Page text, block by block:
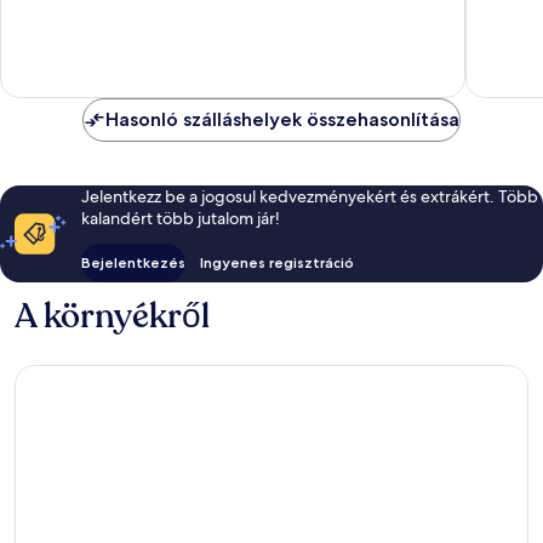
értékelés
Hasonló szálláshelyek összehasonlítása
Jelentkezz be a jogosul kedvezményekért és extrákért. Több
kalandért több jutalom jár!
Bejelentkezés Ingyenes regisztráció
A környékről